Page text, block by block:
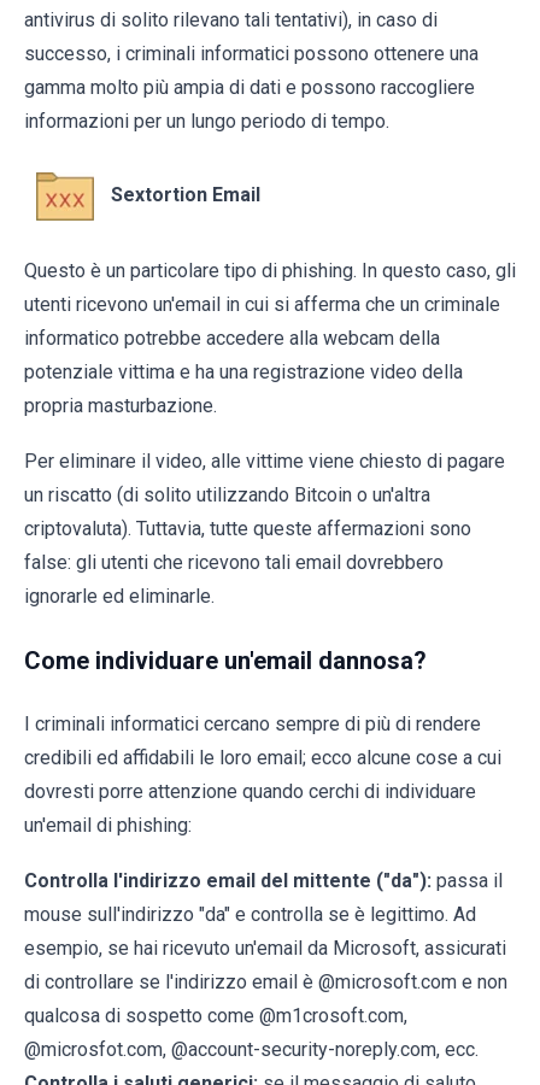
antivirus di solito rilevano tali tentativi), in caso di
successo, i criminali informatici possono ottenere una
gamma molto più ampia di dati e possono raccogliere
informazioni per un lungo periodo di tempo.
Sextortion Email
Questo è un particolare tipo di phishing. In questo caso, gli
utenti ricevono un'email in cui si afferma che un criminale
informatico potrebbe accedere alla webcam della
potenziale vittima e ha una registrazione video della
propria masturbazione.
Per eliminare il video, alle vittime viene chiesto di pagare
un riscatto (di solito utilizzando Bitcoin o un'altra
criptovaluta). Tuttavia, tutte queste affermazioni sono
false: gli utenti che ricevono tali email dovrebbero
ignorarle ed eliminarle.
Come individuare un'email dannosa?
I criminali informatici cercano sempre di più di rendere
credibili ed affidabili le loro email; ecco alcune cose a cui
dovresti porre attenzione quando cerchi di individuare
un'email di phishing:
Controlla l'indirizzo email del mittente ("da"): passa il
mouse sull'indirizzo "da" e controlla se è legittimo. Ad
esempio, se hai ricevuto un'email da Microsoft, assicurati
di controllare se l'indirizzo email è @microsoft.com e non
qualcosa di sospetto come @m1crosoft.com,
@microsfot.com, @account-security-noreply.com, ecc.